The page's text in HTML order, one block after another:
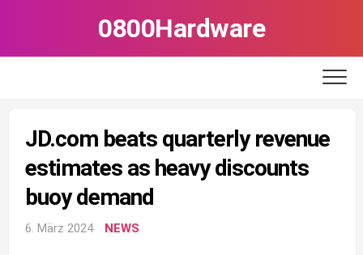
0800Hardware
JD.com beats quarterly revenue
estimates as heavy discounts
buoy demand
6. März 2024 NEWS